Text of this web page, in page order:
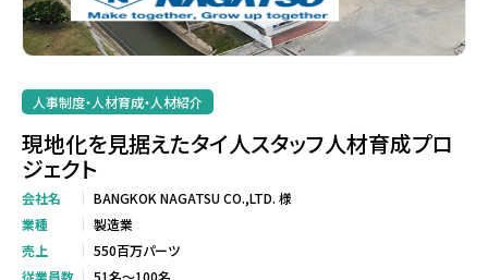
人事制度・人材育成・人材紹介
現地化を見据えたタイ人スタッフ人材育成プロ
ジェクト
会社名
BANGKOK NAGATSU CO.,LTD. 様
業種
製造業
売上
550百万パーツ
従業員数
51名～100名